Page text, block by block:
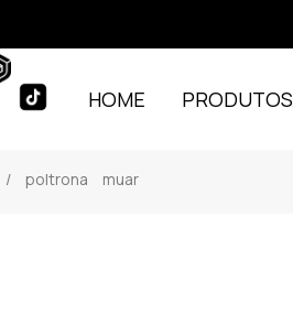
HOME PRODUTOS
/ poltrona muar